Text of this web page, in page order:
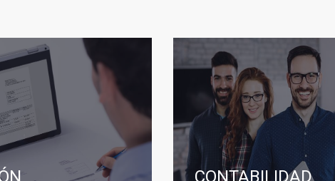
CONTABILIDAD